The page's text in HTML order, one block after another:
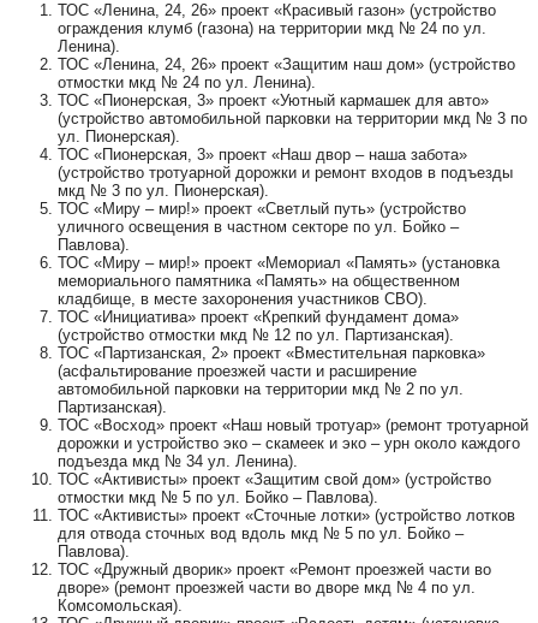
ТОС «Ленина, 24, 26» проект «Красивый газон» (устройство
ограждения клумб (газона) на территории мкд № 24 по ул.
Ленина).
ТОС «Ленина, 24, 26» проект «Защитим наш дом» (устройство
отмостки мкд № 24 по ул. Ленина).
ТОС «Пионерская, 3» проект «Уютный кармашек для авто»
(устройство автомобильной парковки на территории мкд № 3 по
ул. Пионерская).
ТОС «Пионерская, 3» проект «Наш двор – наша забота»
(устройство тротуарной дорожки и ремонт входов в подъезды
мкд № 3 по ул. Пионерская).
ТОС «Миру – мир!» проект «Светлый путь» (устройство
уличного освещения в частном секторе по ул. Бойко –
Павлова).
ТОС «Миру – мир!» проект «Мемориал «Память» (установка
мемориального памятника «Память» на общественном
кладбище, в месте захоронения участников СВО).
ТОС «Инициатива» проект «Крепкий фундамент дома»
(устройство отмостки мкд № 12 по ул. Партизанская).
ТОС «Партизанская, 2» проект «Вместительная парковка»
(асфальтирование проезжей части и расширение
автомобильной парковки на территории мкд № 2 по ул.
Партизанская).
ТОС «Восход» проект «Наш новый тротуар» (ремонт тротуарной
дорожки и устройство эко – скамеек и эко – урн около каждого
подъезда мкд № 34 ул. Ленина).
ТОС «Активисты» проект «Защитим свой дом» (устройство
отмостки мкд № 5 по ул. Бойко – Павлова).
ТОС «Активисты» проект «Сточные лотки» (устройство лотков
для отвода сточных вод вдоль мкд № 5 по ул. Бойко –
Павлова).
ТОС «Дружный дворик» проект «Ремонт проезжей части во
дворе» (ремонт проезжей части во дворе мкд № 4 по ул.
Комсомольская).